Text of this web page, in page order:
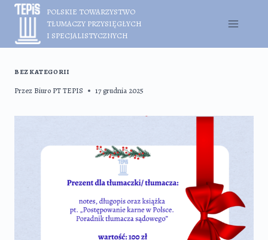
Przejdź
treści
POLSKIE TOWARZYSTWO
TŁUMACZY PRZYSIĘGŁYCH
I SPECJALISTYCZNYCH
BEZ KATEGORII
Przez Biuro PT TEPIS 17 grudnia 2025